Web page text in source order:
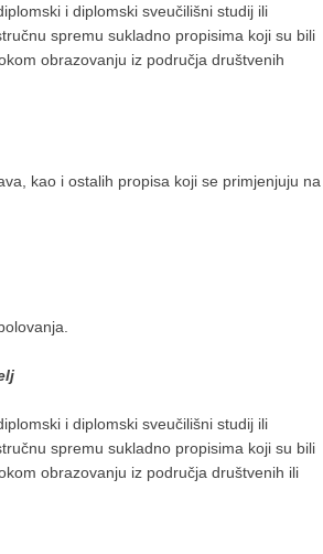
i diplomski sveučilišni studij ili
spremu sukladno propisima koji su bili
obrazovanju iz područja društvenih
kao i ostalih propisa koji se primjenjuju na
i diplomski sveučilišni studij ili
spremu sukladno propisima koji su bili
obrazovanju iz područja društvenih ili